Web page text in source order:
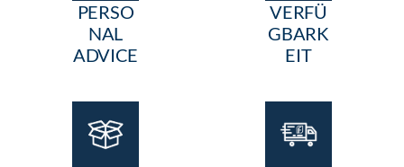
PERSO
NAL
ADVICE
VERFÜ
GBARK
EIT